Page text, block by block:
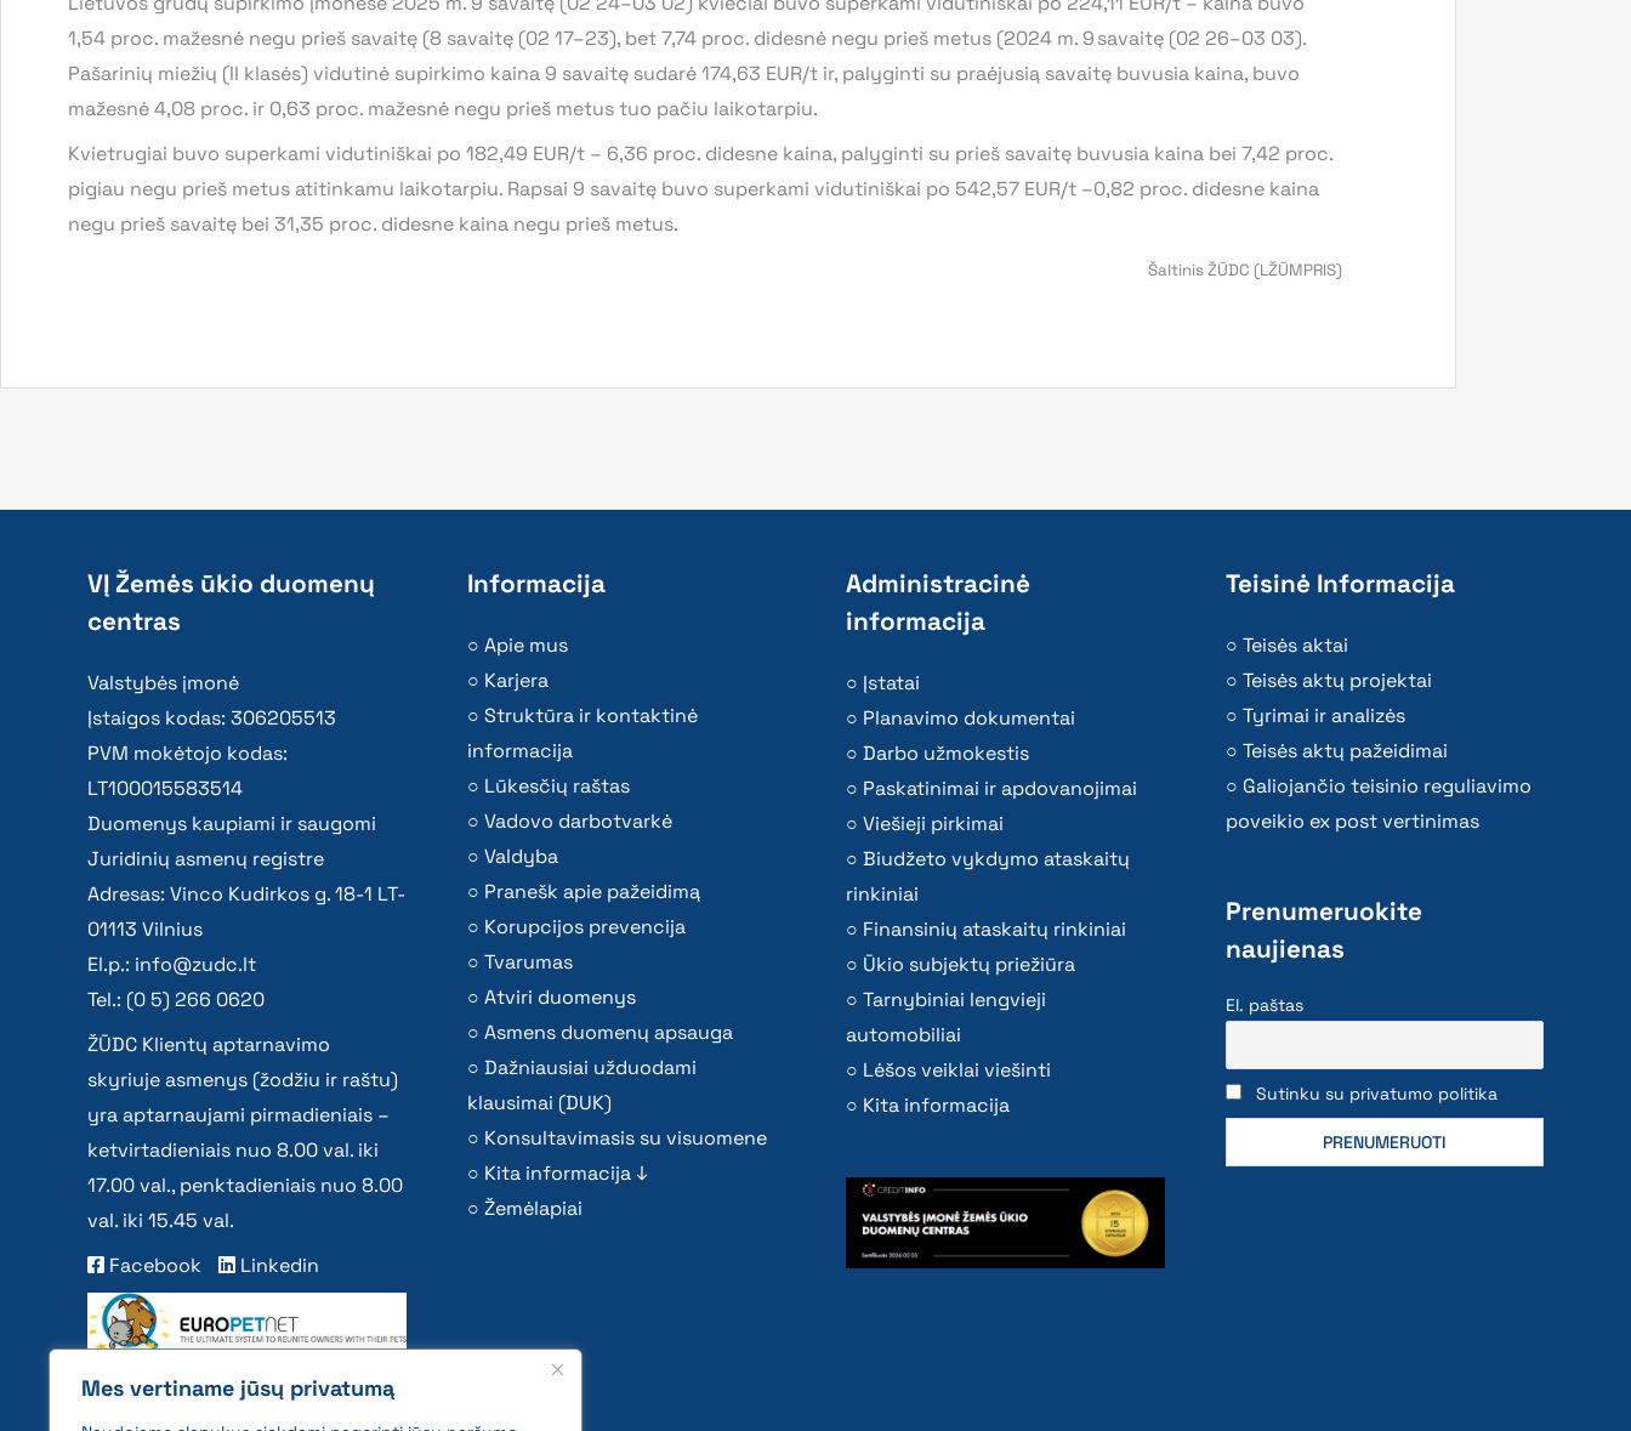
Mes vertiname jūsų privatumą
1,54 proc. mažesnė negu prieš savaitę (8 savaitę (02 17–23), bet 7,74 proc. didesnė negu prieš metus (2024 m. 9 savaitę (02 26–03 03).
Pašarinių miežių (II klasės) vidutinė supirkimo kaina 9 savaitę sudarė 174,63 EUR/t ir, palyginti su praėjusią savaitę buvusia kaina, buvo
mažesnė 4,08 proc. ir 0,63 proc. mažesnė negu prieš metus tuo pačiu laikotarpiu.
Kvietrugiai buvo superkami vidutiniškai po 182,49 EUR/t – 6,36 proc. didesne kaina, palyginti su prieš savaitę buvusia kaina bei 7,42 proc.
pigiau negu prieš metus atitinkamu laikotarpiu. Rapsai 9 savaitę buvo superkami vidutiniškai po 542,57 EUR/t –0,82 proc. didesne kaina
negu prieš savaitę bei 31,35 proc. didesne kaina negu prieš metus.
Šaltinis ŽŪDC (LŽŪMPRIS)
VĮ Žemės ūkio duomenų
centras
Valstybės įmonė
Įstaigos kodas: 306205513
PVM mokėtojo kodas:
LT100015583514
Duomenys kaupiami ir saugomi
Juridinių asmenų registre
Adresas: Vinco Kudirkos g. 18-1 LT-
01113 Vilnius
El.p.: info@zudc.lt
Tel.: (0 5) 266 0620
ŽŪDC Klientų aptarnavimo
skyriuje asmenys (žodžiu ir raštu)
yra aptarnaujami pirmadieniais –
ketvirtadieniais nuo 8.00 val. iki
17.00 val., penktadieniais nuo 8.00
val. iki 15.45 val.
Facebook
Linkedin
Informacija
Apie mus
Karjera
Struktūra ir kontaktinė
informacija
Lūkesčių raštas
Vadovo darbotvarkė
Valdyba
Pranešk apie pažeidimą
Korupcijos prevencija
Tvarumas
Atviri duomenys
Asmens duomenų apsauga
Dažniausiai užduodami
klausimai (DUK)
Konsultavimasis su visuomene
Kita informacija ↓
Žemėlapiai
Administracinė
informacija
Įstatai
Planavimo dokumentai
Darbo užmokestis
Paskatinimai ir apdovanojimai
Viešieji pirkimai
Biudžeto vykdymo ataskaitų
rinkiniai
Finansinių ataskaitų rinkiniai
Ūkio subjektų priežiūra
Tarnybiniai lengvieji
automobiliai
Lėšos veiklai viešinti
Kita informacija
Teisinė Informacija
Teisės aktai
Teisės aktų projektai
Tyrimai ir analizės
Teisės aktų pažeidimai
Galiojančio teisinio reguliavimo
poveikio ex post vertinimas
Prenumeruokite
naujienas
El. paštas
Sutinku su privatumo politika